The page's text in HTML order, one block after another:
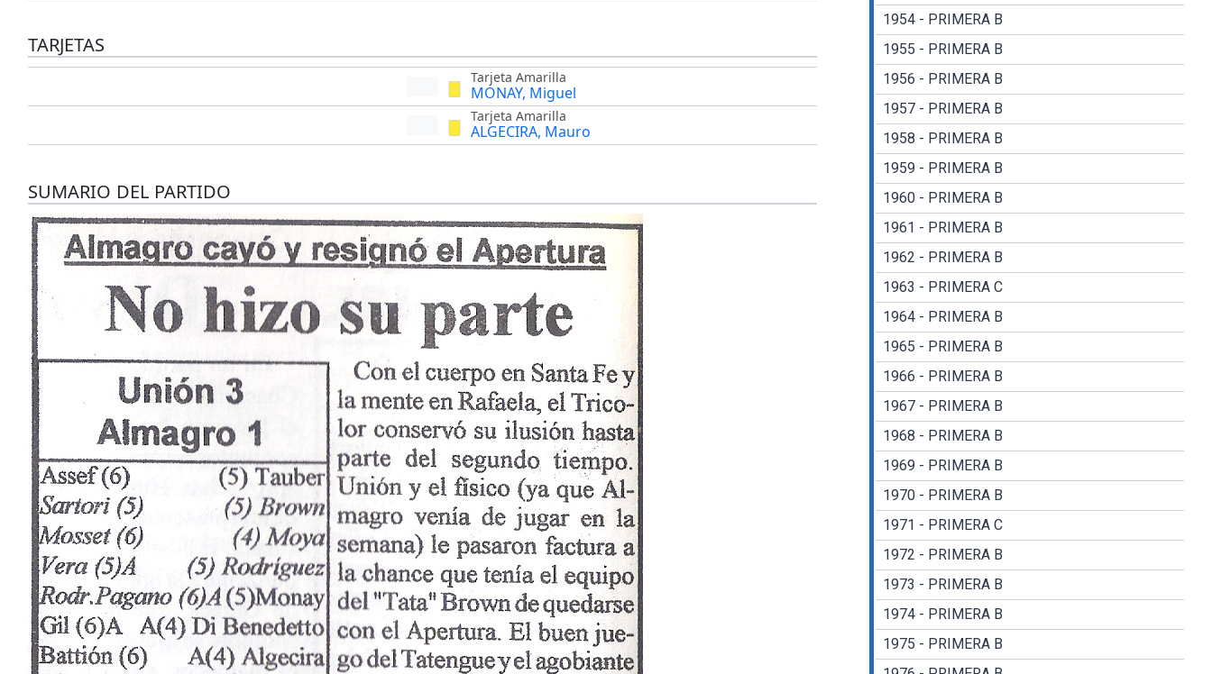
TARJETAS
Tarjeta Amarilla
MONAY, Miguel
Tarjeta Amarilla
ALGECIRA, Mauro
SUMARIO DEL PARTIDO
1954 - PRIMERA B
1955 - PRIMERA B
1956 - PRIMERA B
1957 - PRIMERA B
1958 - PRIMERA B
1959 - PRIMERA B
1960 - PRIMERA B
1961 - PRIMERA B
1962 - PRIMERA B
1963 - PRIMERA C
1964 - PRIMERA B
1965 - PRIMERA B
1966 - PRIMERA B
1967 - PRIMERA B
1968 - PRIMERA B
1969 - PRIMERA B
1970 - PRIMERA B
1971 - PRIMERA C
1972 - PRIMERA B
1973 - PRIMERA B
1974 - PRIMERA B
1975 - PRIMERA B